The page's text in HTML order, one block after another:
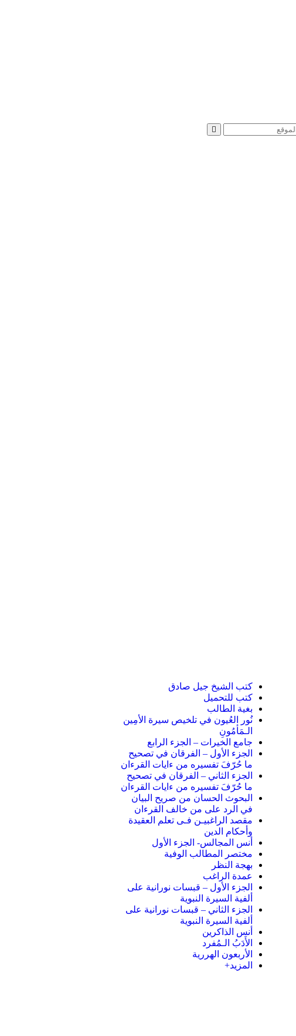
كتب الشيخ جيل صادق
كتب للتحميل
بغية الطالب
نُور العُيون في تلخيص سيرة الأمِين
الـمَأمُونِ
جامع الخيرات – الجزء الرابع
الجزء الأول – الفرقان في تصحيح
ما حُرّفَ تفسيره من ءايات القرءان
الجزء الثاني – الفرقان في تصحيح
ما حُرّفَ تفسيره من ءايات القرءان
البحوث الحسان من صريح البيان
في الرد على من خالف القرءان
مقصد الراغبيـن فـى تعلم العقيدة
وأحكام الدين
أنس المجالس- الجزء الأول
مختصر المطالب الوفية
بهجة النظر
عمدة الراغب
الجزء الأول – قبسات نورانية على
ألفية السيرة النبوية
الجزء الثاني – قبسات نورانية على
ألفية السيرة النبوية
أنس الذاكرين
الأَدَبُ الـمُفرد
الأربعون الهررية
المزيد+